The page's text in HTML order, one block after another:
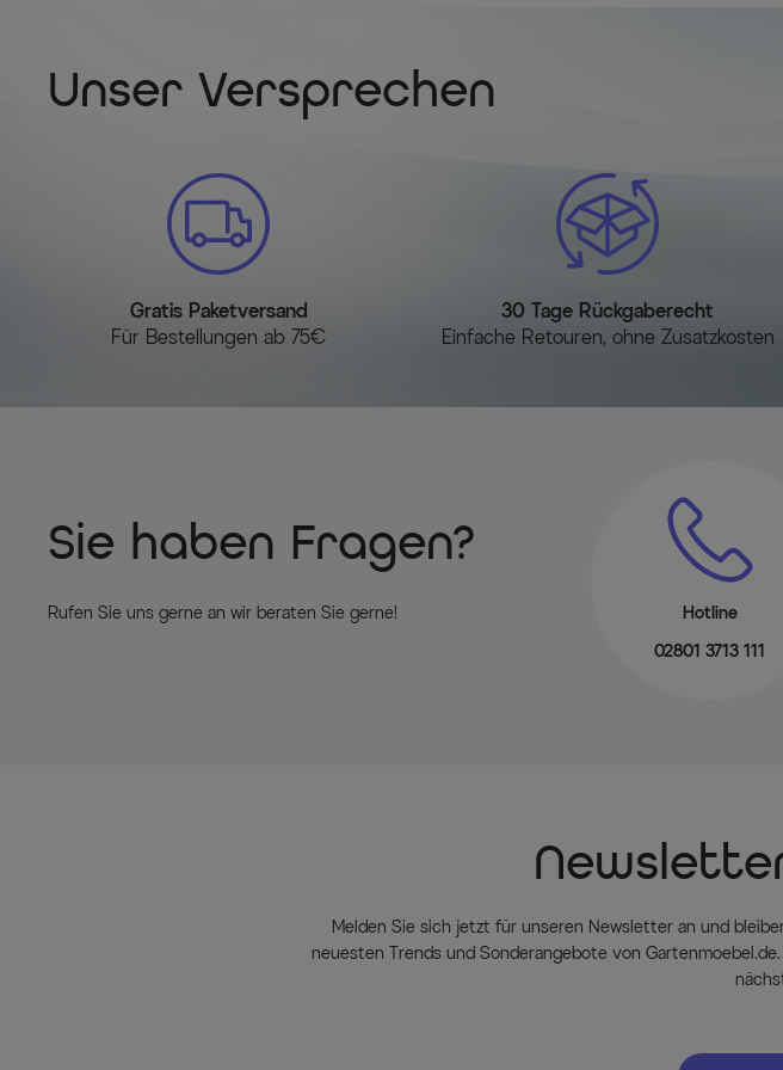
Unser Versprechen
Gratis Paketversand
Für Bestellungen ab 75€
30 Tage Rückgaberecht
Einfache Retouren, ohne Zusatzkosten
Sie haben Fragen?
Rufen Sie uns gerne an wir beraten Sie gerne!
Hotline
02801 3713 111
Melden Sie sich jetzt für unseren Newsletter an und
neuesten Trends und Sonderangebote von